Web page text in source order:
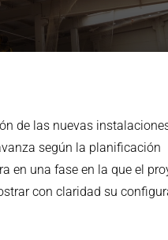
de las nuevas
según la planificación
en una fase en la que el
con claridad su